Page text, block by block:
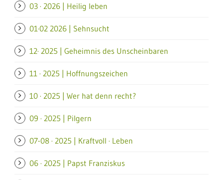
03 · 2026 | Heilig leben
01·02 2026 | Sehnsucht
12· 2025 | Geheimnis des Unscheinbaren
11 · 2025 | Hoffnungszeichen
10 · 2025 | Wer hat denn recht?
09 · 2025 | Pilgern
07-08 · 2025 | Kraftvoll · Leben
06 · 2025 | Papst Franziskus